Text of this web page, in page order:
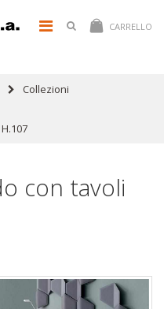
CARRELLO
Collezioni
con tavoli